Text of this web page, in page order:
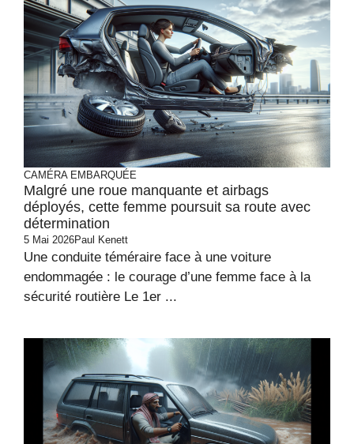
CAMÉRA EMBARQUÉE
Malgré une roue manquante et airbags
déployés, cette femme poursuit sa route avec
détermination
5 Mai 2026Paul Kenett
Une conduite téméraire face à une voiture
endommagée : le courage d’une femme face à la
sécurité routière Le 1er ...